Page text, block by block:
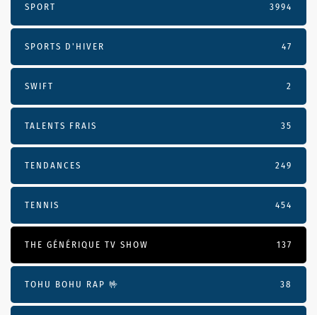
SPORT 3994
SPORTS D'HIVER 47
SWIFT 2
TALENTS FRAIS 35
TENDANCES 249
TENNIS 454
THE GÉNÉRIQUE TV SHOW 137
TOHU BOHU RAP 🤟 38